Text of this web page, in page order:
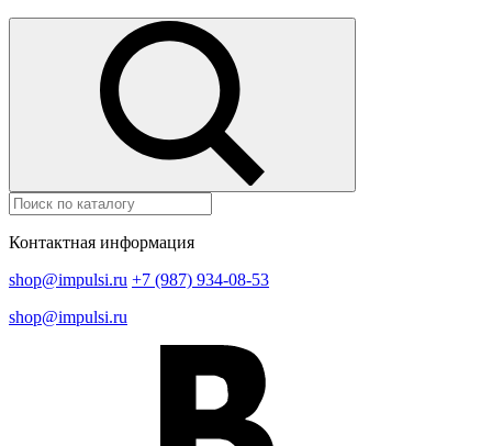
Контактная информация
shop@impulsi.ru +7 (987) 934-08-53
shop@impulsi.ru